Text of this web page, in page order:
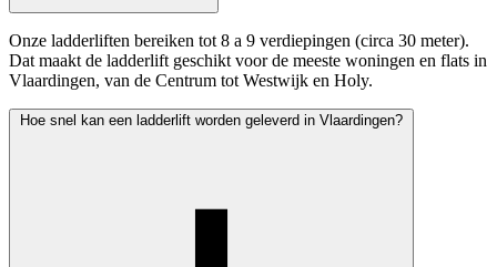
Onze ladderliften bereiken tot 8 a 9 verdiepingen (circa 30 meter).
Dat maakt de ladderlift geschikt voor de meeste woningen en flats in
Vlaardingen, van de Centrum tot Westwijk en Holy.
Hoe snel kan een ladderlift worden geleverd in Vlaardingen?